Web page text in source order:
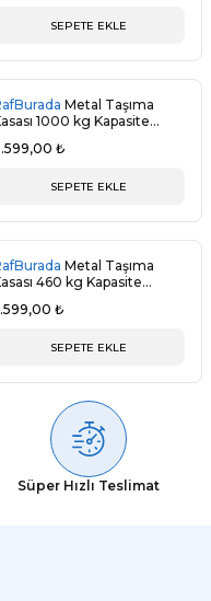
SEPETE EKLE
1000 kg Kapasite
₺
SEPETE EKLE
460 kg Kapasite
₺
SEPETE EKLE
Süper Hızlı Teslimat